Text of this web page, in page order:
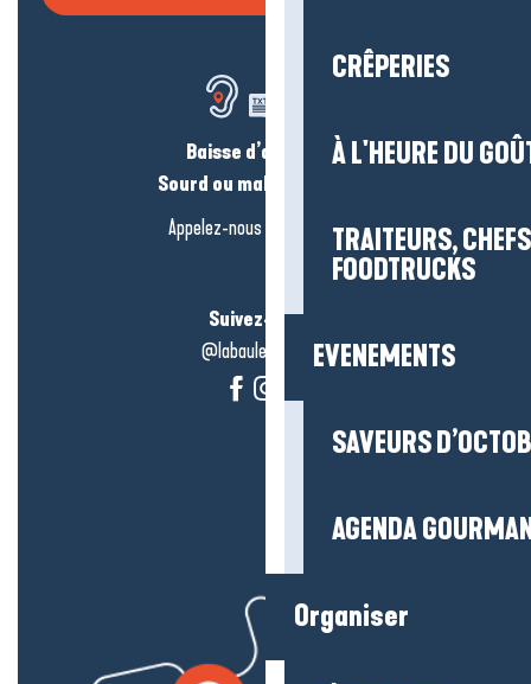
CRÊPERIES
À L'HEURE DU
TRAITEURS,
FOODTRUCKS
EVENEMENTS
SAVEURS
AGENDA
Organiser
Baisse d’audition ?
Sourd ou malentendant ?
Appelez-nous en
cliquant-ici
Suivez-nous !
@labauleguérande